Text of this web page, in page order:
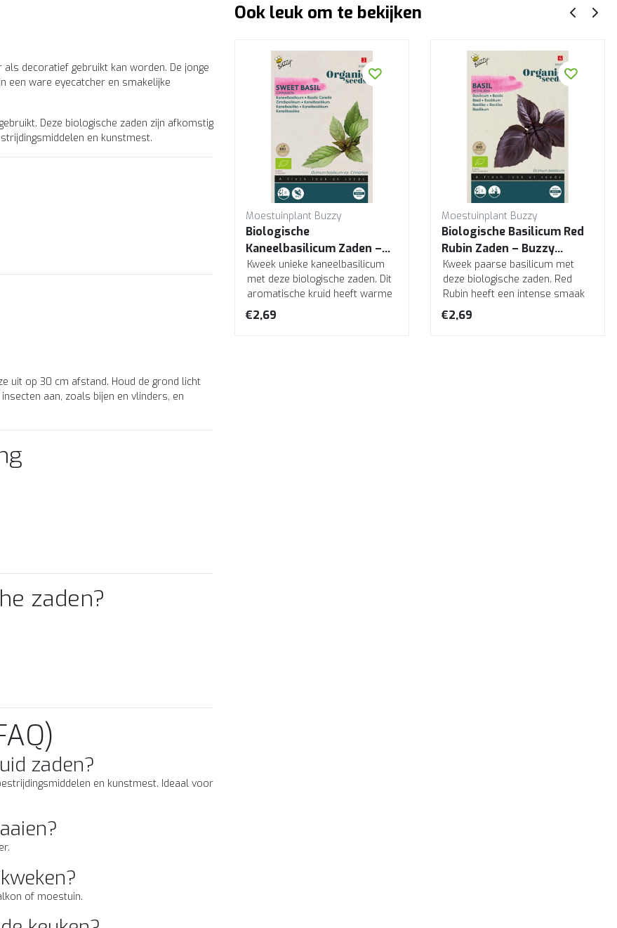
decoratief gebruikt kan worden. De jonge
een ware eyecatcher en smakelijke
Deze biologische zaden zijn afkomstig
en kunstmest.
uit op 30 cm afstand. Houd de grond licht
aan, zoals bijen en vlinders, en
zaden?
zaden?
en kunstmest. Ideaal voor
of moestuin.
Ook leuk om te bekijken
deze biologische zaden.
Moestuinplant Buzzy
Biologische
Kaneelbasilicum Zaden –
Buzzy Organic |
Aromatische Bio Kruiden
Kweek unieke kaneelbasilicum
met deze biologische zaden. Dit
aromatische kruid heeft warme
tonen van kaneel, kruidnagel ...
€2,69
Moestuinplant Buzzy
Biologische Basilicum Red
Rubin Zaden – Buzzy
Organic | Paarse Bio
Kruiden
Kweek paarse basilicum met
deze biologische zaden. Red
Rubin heeft een intense smaak
en decoratief blad. Perfect voor
sa...
€2,69